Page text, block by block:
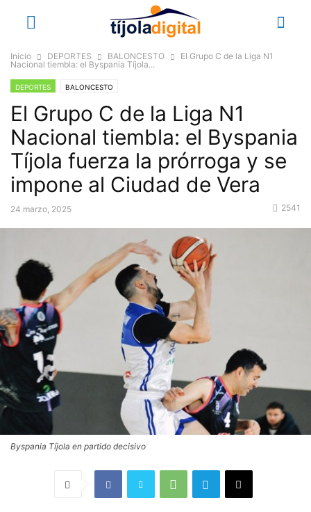
Inicio DEPORTES BALONCESTO
El Grupo C de la Liga N1
Nacional tiembla: el Byspania Tíjola...
DEPORTES BALONCESTO
El Grupo C de la Liga N1
Nacional tiembla: el Byspania
Tíjola fuerza la prórroga y se
impone al Ciudad de Vera
24 marzo, 2025 2541
Byspania Tíjola en partido decisivo